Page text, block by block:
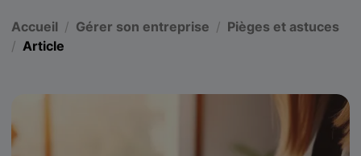
Accueil Gérer son entreprise
Pièges et astuces
Article